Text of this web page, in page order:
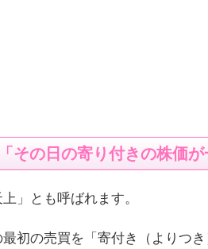
その日の寄り付きの株価が
」とも呼ばれます。
初の売買を「寄付き（よりつ